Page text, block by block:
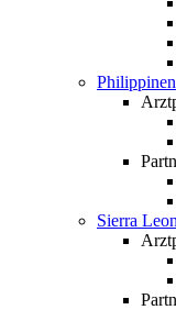
Philippinen
Sierra